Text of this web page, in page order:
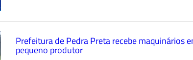
Prefeitura de Pedra Preta recebe maquinários
pequeno produtor